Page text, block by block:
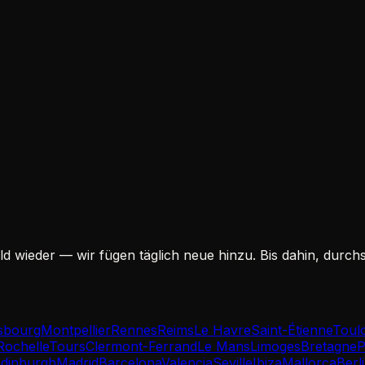
wieder — wir fügen täglich neue hinzu. Bis dahin,
MontpellierRennesReimsLe HavreSaint-Étienne
ToursClermont-FerrandLe MansLimogesBretagne